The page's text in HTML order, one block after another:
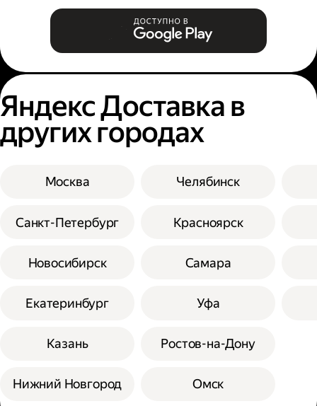
Яндекс Доставка в
других городах
Москва
Санкт-Петербург
Новосибирск
Екатеринбург
Казань
Нижний Новгород
Челябинск
Красноярск
Самара
Уфа
Ростов-на-Дону
Омск